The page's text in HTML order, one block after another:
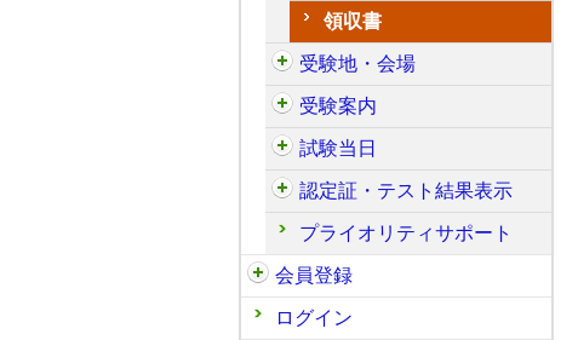
領収書
受験地・会場
受験案内
試験当日
認定証・テスト結果表示
プライオリティサポート
会員登録
ログイン